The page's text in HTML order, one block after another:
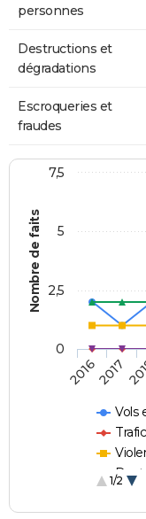
personnes
Destructions et
dégradations
Escroqueries et
fraudes
Nombre de faits
Vols
1/2
20162017
0
2,5
5
7,5